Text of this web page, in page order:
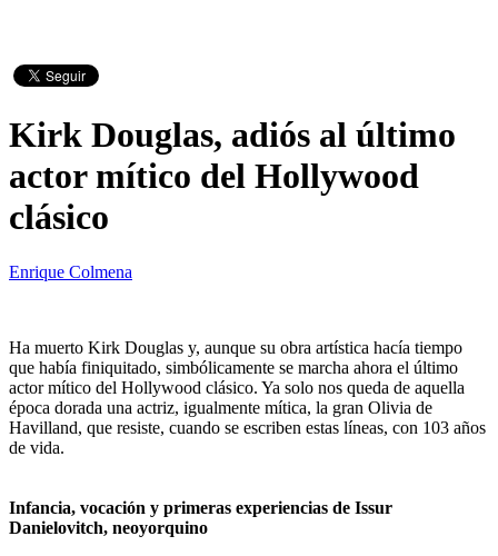
Kirk Douglas, adiós al último
actor mítico del Hollywood
clásico
Enrique Colmena
Ha muerto Kirk Douglas y, aunque su obra artística hacía tiempo
que había finiquitado, simbólicamente se marcha ahora el último
actor mítico del Hollywood clásico. Ya solo nos queda de aquella
época dorada una actriz, igualmente mítica, la gran Olivia de
Havilland, que resiste, cuando se escriben estas líneas, con 103 años
de vida.
Infancia, vocación y primeras experiencias de Issur
Danielovitch, neoyorquino